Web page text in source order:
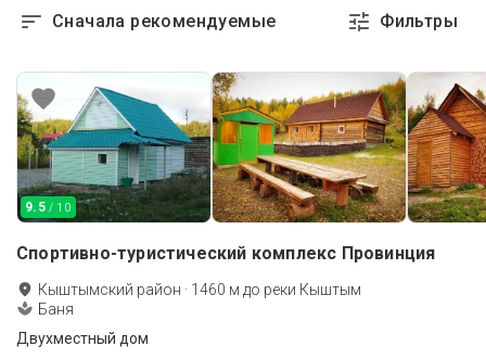
Сначала рекомендуемые Фильтры
9.5 / 10
Спортивно-туристический комплекс Провинция
Кыштымский район · 1460 м до реки Кыштым
Баня
Двухместный дом